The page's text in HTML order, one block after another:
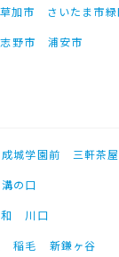
草加市 さいたま市緑
野市 浦安市
成城学園前 三軒茶屋
溝の口
川口
稲毛 新鎌ヶ谷